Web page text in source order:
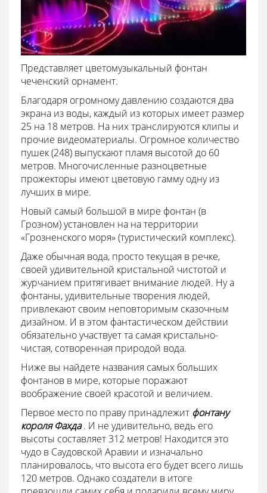
Представляет цветомузыкальный фонтан
чеченский орнамент.
Благодаря огромному давлению создаются два
экрана из воды, каждый из которых имеет размер
25 на 18 метров. На них транслируются клипы и
прочие видеоматериалы. Огромное количество
пушек (248) выпускают пламя высотой до 60
метров. Многочисленные разноцветные
прожекторы имеют цветовую гамму одну из
лучших в мире.
Новый самый большой в мире фонтан (в
Грозном) установлен на на территории
«Грозненского моря» (туристический комплекс).
Даже обычная вода, просто текущая в речке,
своей удивительной кристальной чистотой и
журчанием притягивает внимание людей. Ну а
фонтаны, удивительные творения людей,
привлекают своим неповторимым сказочным
дизайном. И в этом фантастическом действии
обязательно участвует та самая кристально-
чистая, сотворенная природой вода.
Ниже вы найдете названия самых больших
фонтанов в мире, которые поражают
воображение своей красотой и величием.
Первое место по праву принадлежит фонтану
короля Фахда. И не удивительно, ведь его
высоты составляет 312 метров! Находится это
чудо в Саудовской Аравии и изначально
планировалось, что высота его будет всего лишь
120 метров. Однако создатели в итоге